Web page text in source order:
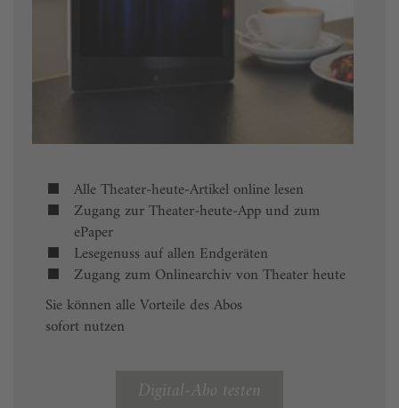
Alle Theater-heute-Artikel online lesen
Zugang zur Theater-heute-App und zum
ePaper
Lesegenuss auf allen Endgeräten
Zugang zum Onlinearchiv von Theater heute
Sie können alle Vorteile des Abos
sofort nutzen
Digital-Abo testen